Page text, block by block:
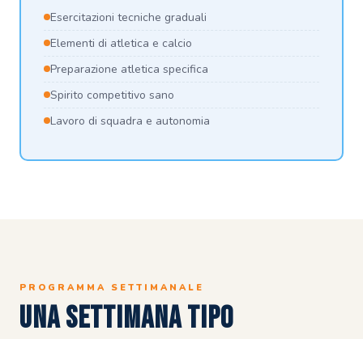
Esercitazioni tecniche graduali
Elementi di atletica e calcio
Preparazione atletica specifica
Spirito competitivo sano
Lavoro di squadra e autonomia
PROGRAMMA SETTIMANALE
Una settimana tipo